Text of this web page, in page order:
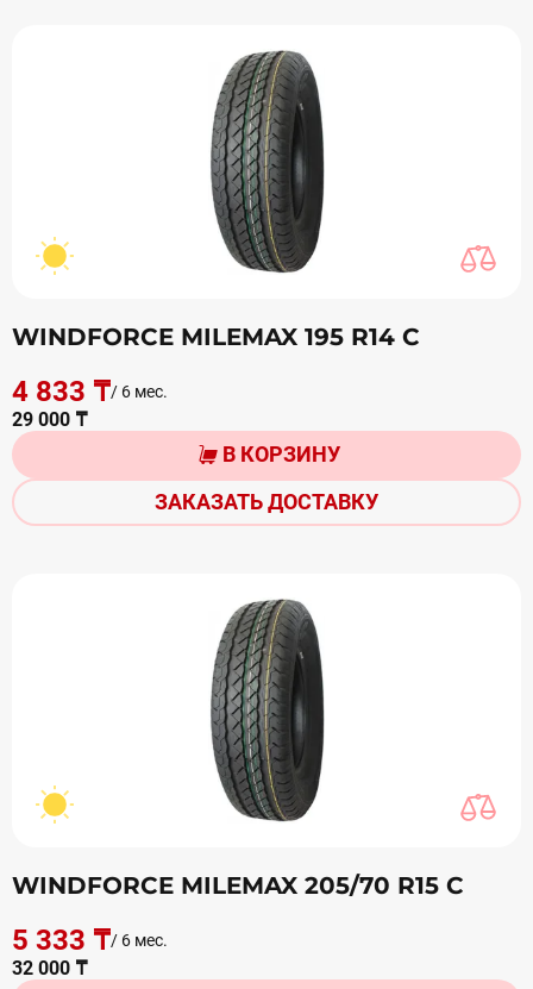
WINDFORCE MILEMAX 195 R14 С
4 833 ₸/ 6 мес.
29 000 ₸
В КОРЗИНУ
ЗАКАЗАТЬ ДОСТАВКУ
WINDFORCE MILEMAX 205/70 R15 С
5 333 ₸/ 6 мес.
32 000 ₸